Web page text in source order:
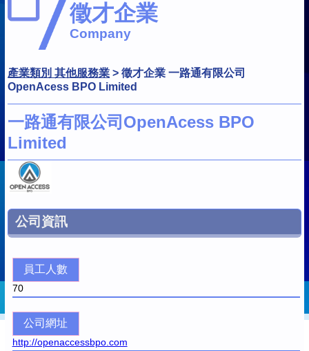
徵才企業
Company
產業類別 其他服務業 >徵才企業 一路通有限公司
OpenAcess BPO Limited
一路通有限公司OpenAcess BPO
Limited
公司資訊
員工人數
70
公司網址
http://openaccessbpo.com